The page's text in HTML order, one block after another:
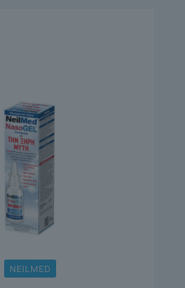
NEILMED